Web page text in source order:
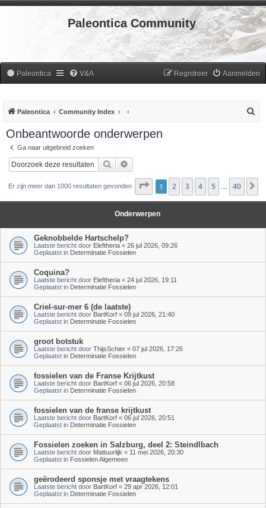
Paleontica Community
Paleontica V&A Aanmelden
Registreer
Paleontica Community Index
Onbeantwoorde onderwerpen
Ga naar uitgebreid zoeken
Zoek
Er zijn meer dan 1000 resultaten gevonden Pagina1 van 40
1 2 3 4 5 40
Onderwerpen
Geknobbelde Hartschelp?
Laatste bericht door Eleftheria « 26 jul 2026, 09:26
Geplaatst in Determinatie Fossielen
Coquina?
Laatste bericht door Eleftheria « 24 jul 2026, 19:11
Geplaatst in Determinatie Fossielen
Criel-sur-mer 6 (de laatste)
Laatste bericht door BartKorf « 09 jul 2026, 21:40
Geplaatst in Determinatie Fossielen
groot botstuk
Laatste bericht door ThijsSchier « 07 jul 2026, 17:26
Geplaatst in Determinatie Fossielen
fossielen van de Franse Krijtkust
Laatste bericht door BartKorf « 06 jul 2026, 20:58
Geplaatst in Determinatie Fossielen
fossielen van de franse krijtkust
Laatste bericht door BartKorf « 06 jul 2026, 20:51
Geplaatst in Determinatie Fossielen
Fossielen zoeken in Salzburg, deel 2: Steindlbach
Laatste bericht door Mattuurlijk « 11 mei 2026, 20:30
Geplaatst in Fossielen Algemeen
geërodeerd sponsje met vraagtekens
Laatste bericht door BartKorf « 29 apr 2026, 12:01
Geplaatst in Determinatie Fossielen